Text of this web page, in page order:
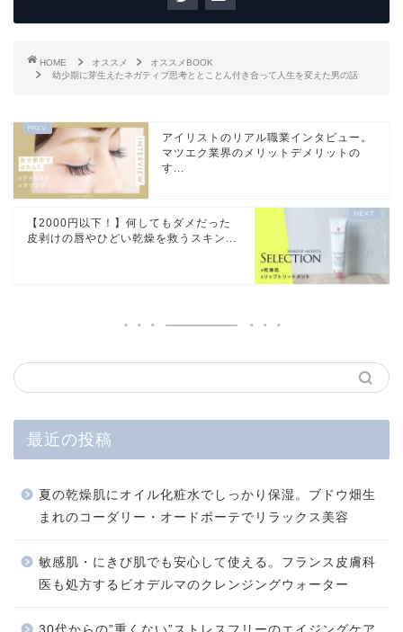
HOME オススメ
オススメBOOK
幼少期に芽生えたネガティブ思考ととことん付き合って人生を変えた男の話
アイリストのリアル職業インタビュー。
マツエク業界のメリットデメリットの
す...
【2000円以下！】何してもダメだった
皮剥けの唇やひどい乾燥を救うスキン...
最近の投稿
夏の乾燥肌にオイル化粧水でしっかり保湿。ブドウ畑生
まれのコーダリー・オードボーテでリラックス美容
敏感肌・にきび肌でも安心して使える。フランス皮膚科
医も処方するビオデルマのクレンジングウォーター